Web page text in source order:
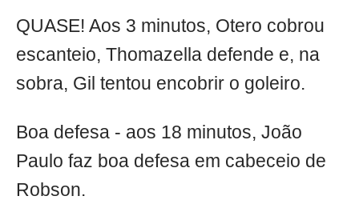
QUASE! Aos 3 minutos, Otero cobrou
escanteio, Thomazella defende e, na
sobra, Gil tentou encobrir o goleiro.
Boa defesa - aos 18 minutos, João
Paulo faz boa defesa em cabeceio de
Robson.